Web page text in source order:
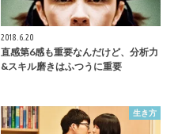
2018.6.20
直感第6感も重要なんだけど、分析力
&スキル磨きはふつうに重要
生き方